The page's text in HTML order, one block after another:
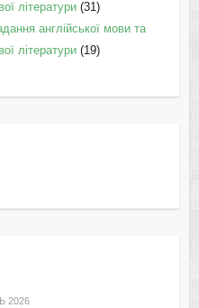
літератури(31)
англійської мови та
літератури(19)
2026